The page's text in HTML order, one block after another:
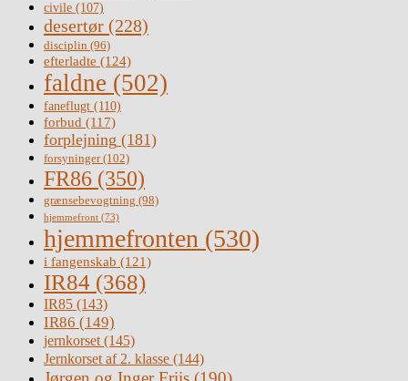
civile (107)
desertør (228)
disciplin (96)
efterladte (124)
faldne (502)
faneflugt (110)
forbud (117)
forplejning (181)
forsyninger(102)
FR86 (350)
grænsebevogtning (98)
hjemmefront (73)
hjemmefronten (530)
i fangenskab (121)
IR84 (368)
IR85 (143)
IR86 (149)
jernkorset(145)
Jernkorset af 2. klasse (144)